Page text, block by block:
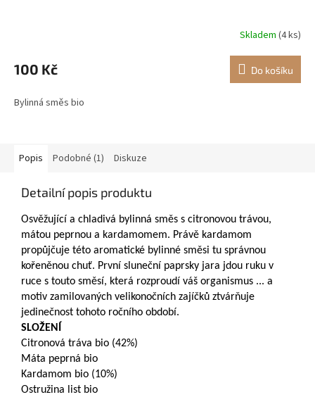
Skladem (4 ks)
100 Kč Do košíku
Bylinná směs bio
Popis Podobné (1) Diskuze
Detailní popis produktu
Osvěžující a chladivá bylinná směs s citronovou trávou,
mátou peprnou a kardamomem. Právě kardamom
propůjčuje této aromatické bylinné směsi tu správnou
kořeněnou chuť. První sluneční paprsky jara jdou ruku v
ruce s touto směsí, která rozproudí váš organismus ... a
motiv zamilovaných velikonočních zajíčků ztvárňuje
jedinečnost tohoto ročního období.
SLOŽENÍ
Citronová tráva bio (42%)
Máta peprná bio
Kardamom bio (10%)
Ostružina list bio